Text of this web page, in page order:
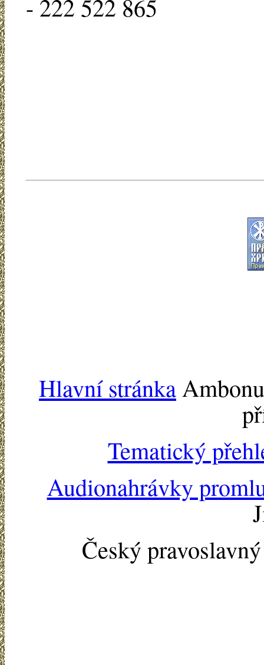
- 222 522 865
Hlavní stránka
Tematický
Audionahrávky
Český